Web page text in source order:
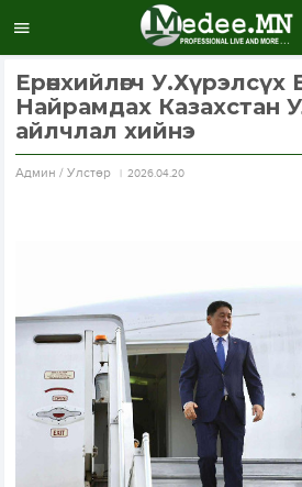
Ерөнхийлөгч У.Хүрэлсүх
Найрамдах Казахстан
айлчлал хийнэ
Aдмин / Улстөр 2026.04.20